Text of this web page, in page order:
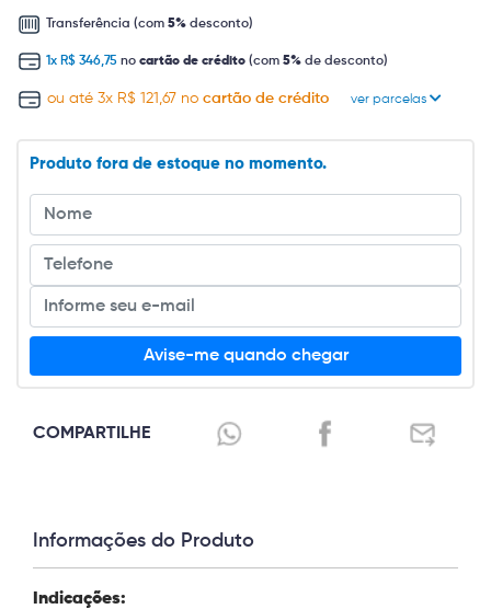
Transferência (com 5% desconto)
1x R$ 346,75 no cartão de crédito (com 5% de desconto)
ou até 3x R$ 121,67 no cartão de crédito ver parcelas
Produto fora de estoque no momento.
Avise-me quando chegar
COMPARTILHE
Informações do Produto
Indicações: